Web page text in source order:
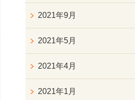
2021年9月
2021年5月
2021年4月
2021年1月